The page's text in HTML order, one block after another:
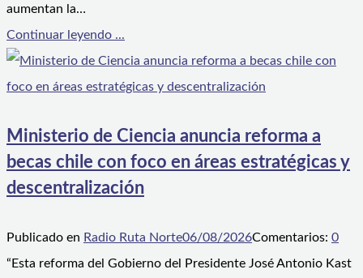
aumentan la…
Continuar leyendo ...
Ministerio de Ciencia anuncia reforma a
becas chile con foco en áreas estratégicas y
descentralización
Publicado en Radio Ruta Norte06/08/2026Comentarios: 0
“Esta reforma del Gobierno del Presidente José Antonio Kast